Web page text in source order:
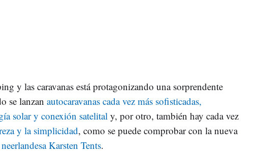
y las caravanas está protagonizando una sorprendente
se lanzan autocaravanas cada vez más sofisticadas,
solar y conexión satelital y, por otro, también hay cada vez
y la simplicidad, como se puede comprobar con la nueva
Karsten Tents.